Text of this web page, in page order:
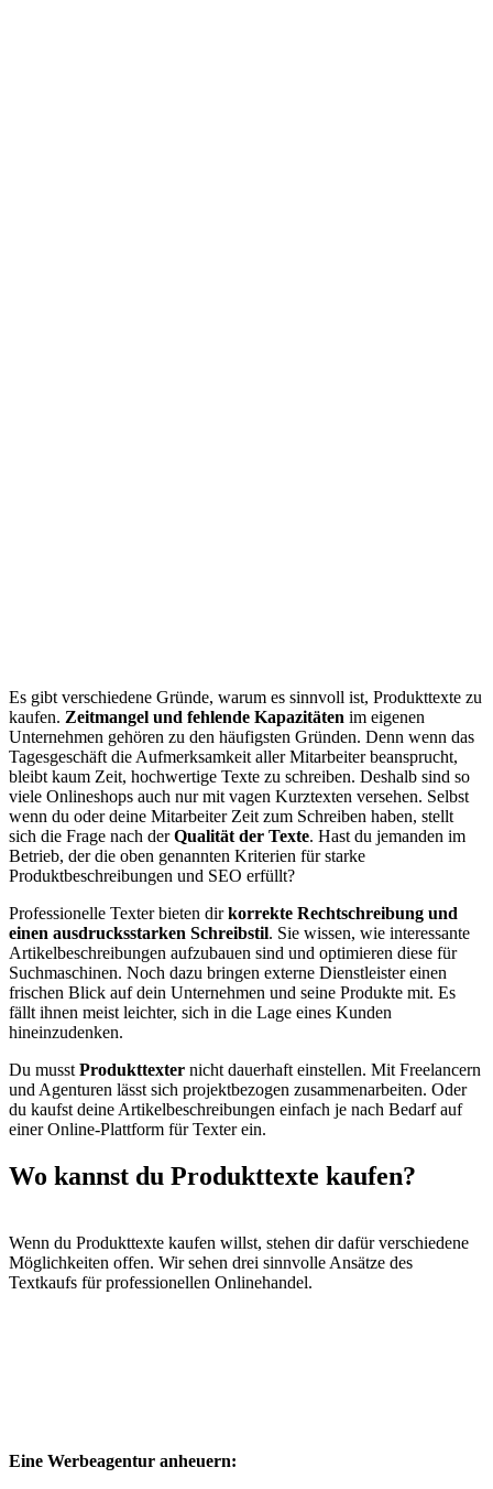
Es gibt verschiedene Gründe, warum es sinnvoll ist, Produkttexte zu
kaufen. Zeitmangel und fehlende Kapazitäten im eigenen
Unternehmen gehören zu den häufigsten Gründen. Denn wenn das
Tagesgeschäft die Aufmerksamkeit aller Mitarbeiter beansprucht,
bleibt kaum Zeit, hochwertige Texte zu schreiben. Deshalb sind so
viele Onlineshops auch nur mit vagen Kurztexten versehen. Selbst
wenn du oder deine Mitarbeiter Zeit zum Schreiben haben, stellt
sich die Frage nach derQualität der Texte. Hast du jemanden im
Betrieb, der die oben genannten Kriterien für starke
Produktbeschreibungen und SEO erfüllt?
Professionelle Texter bieten dirkorrekte Rechtschreibung und
einen ausdrucksstarken Schreibstil. Sie wissen, wie interessante
Artikelbeschreibungen aufzubauen sind und optimieren diese für
Suchmaschinen. Noch dazu bringen externe Dienstleister einen
frischen Blick auf dein Unternehmen und seine Produkte mit. Es
fällt ihnen meist leichter, sich in die Lage eines Kunden
hineinzudenken.
Du musst Produkttexter nicht dauerhaft einstellen. Mit Freelancern
und Agenturen lässt sich projektbezogen zusammenarbeiten. Oder
du kaufst deine Artikelbeschreibungen einfach je nach Bedarf auf
einer Online-Plattform für Texter ein.
Wo kannst du Produkttexte kaufen?
Wenn du Produkttexte kaufen willst, stehen dir dafür verschiedene
Möglichkeiten offen. Wir sehen drei sinnvolle Ansätze des
Textkaufs für professionellen Onlinehandel.
Eine Werbeagentur anheuern: